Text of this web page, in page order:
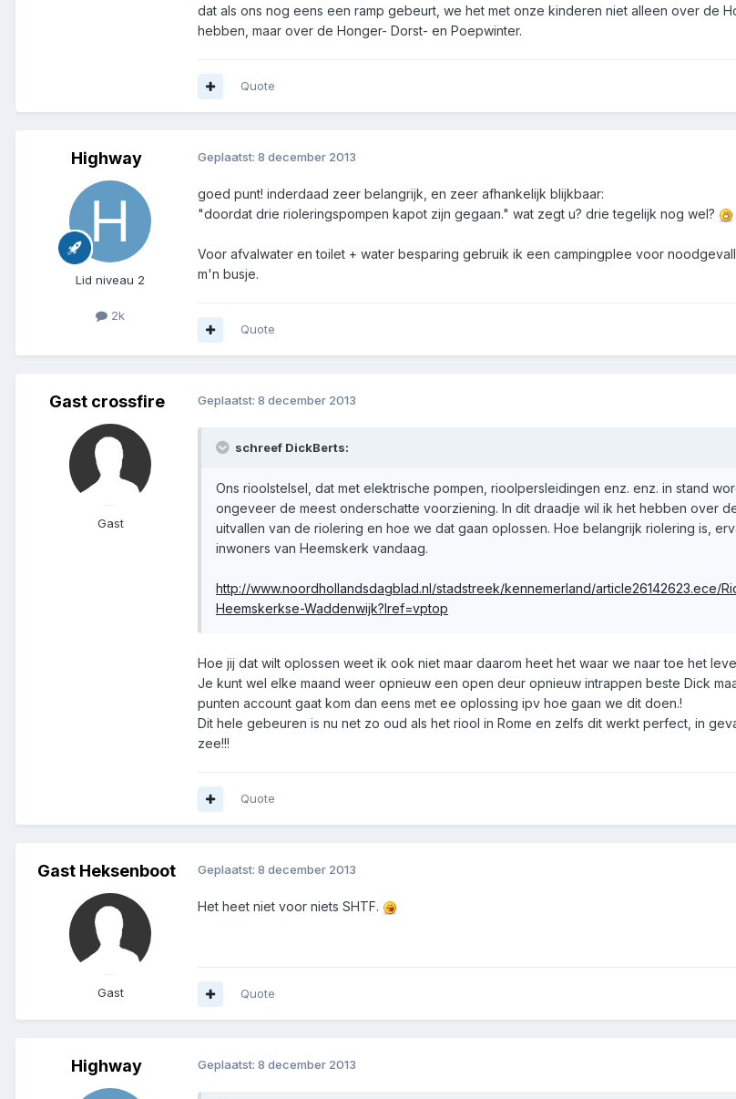
dat als ons nog eens een ramp gebeurt, we het met onze kinderen niet alleen over de
hebben, maar over de Honger- Dorst- en Poepwinter.
Quote
Highway
Lid niveau 2
2k
Geplaatst: 8 december 2013
goed punt! inderdaad zeer belangrijk, en zeer afhankelijk blijkbaar:
"doordat drie rioleringspompen kapot zijn gegaan." wat zegt u? drie tegelijk nog wel?
Voor afvalwater en toilet + water besparing gebruik ik een campingplee voor
m'n busje.
Quote
Gast crossfire
Gast
Geplaatst: 8 december 2013
schreef DickBerts:
Ons rioolstelsel, dat met elektrische pompen, rioolpersleidingen enz. enz. in stand
ongeveer de meest onderschatte voorziening. In dit draadje wil ik het hebben over
uitvallen van de riolering en hoe we dat gaan oplossen. Hoe belangrijk riolering is,
inwoners van Heemskerk vandaag.
http://www.noordhollandsdagblad.nl/stadstreek/kennemerland/article26142623.ece/
Heemskerkse-Waddenwijk?lref=vptop
Hoe jij dat wilt oplossen weet ik ook niet maar daarom heet het waar we naar toe het
Je kunt wel elke maand weer opnieuw een open deur opnieuw intrappen beste Dick
punten account gaat kom dan eens met ee oplossing ipv hoe gaan we dit doen.!
Dit hele gebeuren is nu net zo oud als het riool in Rome en zelfs dit werkt perfect, in
zee!!!
Quote
Gast Heksenboot
Gast
Geplaatst: 8 december 2013
Het heet niet voor niets SHTF.
Quote
Highway Geplaatst: 8 december 2013